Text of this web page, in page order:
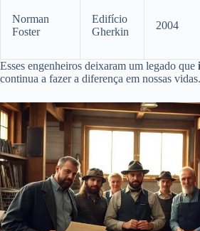
Norman
Foster
Edifício
Gherkin
2004
Esses engenheiros deixaram um legado que
continua a fazer a diferença em nossas vidas.